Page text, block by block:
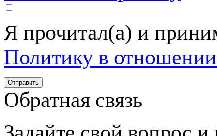
Я прочитал(а) и
Политику в
Обратная связь